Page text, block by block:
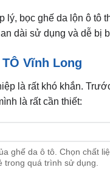
lý, bọc ghế da lộn ô tô
dài sử dụng và dễ bị
Vĩnh Long
là rất khó khắn.
là rất cần thiết:
ghế da ô tô. Chọn chất
quá trình sử dụng.